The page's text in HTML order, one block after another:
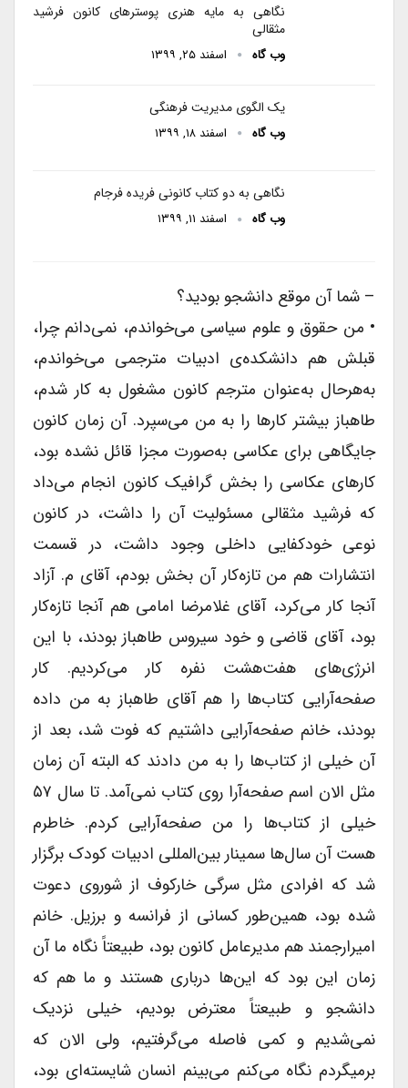
نگاهی به مایه هنری پوسترهای کانون فرشید
مثقالی
وب گاه اسفند ۲۵, ۱۳۹۹
یک الگوی مدیریت فرهنگی
وب گاه اسفند ۱۸, ۱۳۹۹
نگاهی به دو کتاب کانونی فریده فرجام
وب گاه اسفند ۱۱, ۱۳۹۹
– شما آن موقع دانشجو بودید؟
• من حقوق و علوم سیاسی می‌خواندم، نمی‌دانم چرا،
قبلش‌ هم دانشکده‌ی ادبیات مترجمی می‌خواندم،
به‌هرحال به‌عنوان مترجم کانون مشغول به کار شدم،
طاهباز بیشتر کارها را به من می‌سپرد. آن زمان کانون
جایگاهی برای عکاسی به‌صورت مجزا قائل نشده بود،
کارهای عکاسی را بخش گرافیک کانون انجام می‌داد
که فرشید مثقالی مسئولیت آن را داشت، در کانون
نوعی خودکفایی داخلی وجود داشت، در قسمت
انتشارات هم من تازه‌کار آن بخش بودم، آقای م. آزاد
آنجا کار می‌کرد، آقای غلامرضا امامی هم آنجا تازه‌کار
بود، آقای قاضی و خود سیروس طاهباز بودند، با این
انرژی‌های هفت‌هشت نفره کار می‌کردیم. کار
صفحه‌آرایی کتاب‌ها را هم آقای طاهباز به من داده
بودند، خانم صفحه‌آرایی داشتیم که فوت شد، بعد از
آن خیلی از کتاب‌ها را به من دادند که البته آن زمان
مثل الان اسم صفحه‌آرا روی کتاب نمی‌آمد. تا سال ۵۷
خیلی از کتاب‌ها را من صفحه‌آرایی کردم. خاطرم
هست آن سال‌ها سمینار بین‌المللی ادبیات کودک برگزار
شد که افرادی مثل سرگی خارکوف از شوروی دعوت
شده بود، همین‌طور کسانی از فرانسه و برزیل. خانم
امیرارجمند هم مدیرعامل کانون بود، طبیعتاً نگاه ما آن
زمان این بود که این‌ها درباری هستند و ما هم که
دانشجو و طبیعتاً معترض بودیم، خیلی نزدیک
نمی‌شدیم و کمی فاصله می‌گرفتیم، ولی الان که
برمیگردم نگاه می‌کنم می‌بینم انسان شایسته‌ای بود،